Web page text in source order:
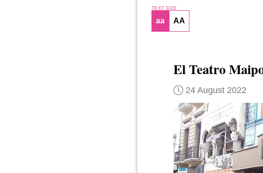
TEXT SIZE
aa AA
El Teatro
24 August 2022